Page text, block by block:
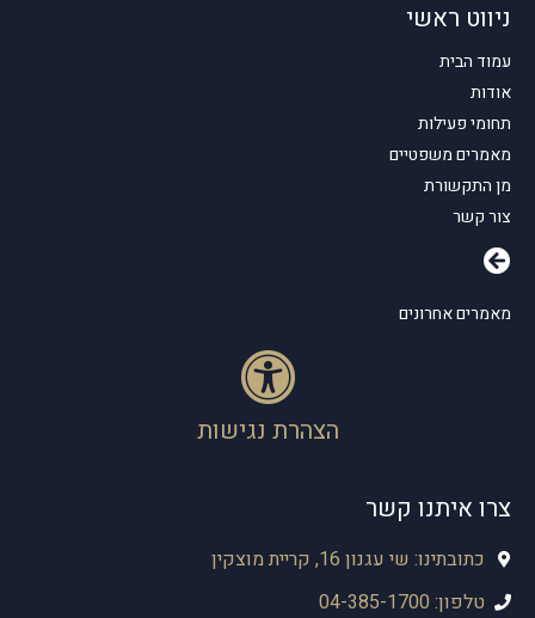
ניווט ראשי
עמוד הבית
אודות
תחומי פעילות
מאמרים משפטיים
מן התקשורת
צור קשר
מאמרים אחרונים
הצהרת נגישות
צרו איתנו קשר
כתובתינו: שי עגנון 16, קריית מוצקין
טלפון: 04-385-1700